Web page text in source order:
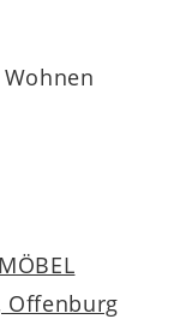
Wohnen
Offenburg